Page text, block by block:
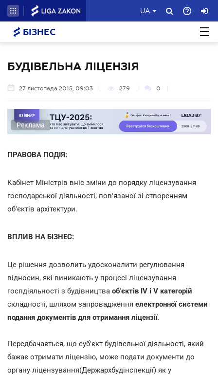
UA
БІЗНЕС
БУДІВЕЛЬНА ЛІЦЕНЗІЯ
27 листопада 2015, 09:03 279 0
Реклама
ПРАВОВА ПОДІЯ:
Кабінет Міністрів вніс зміни до порядку ліцензування
господарської діяльності, пов'язаної зі створенням
об'єктів архітектури.
ВПЛИВ НА БІЗНЕС:
Це рішення дозволить удосконалити регулювання
відносин, які виникають у процесі ліцензування
госпдіяльності з будівництва об'єктів IV і V категорій
складності, шляхом запровадження електронної системи
подання документів для отримання ліцензії.
Передбачається, що суб'єкт будівельної діяльності, який
бажає отримати ліцензію, може подати документи до
органу ліцензування(Держархбудінспекції) як у